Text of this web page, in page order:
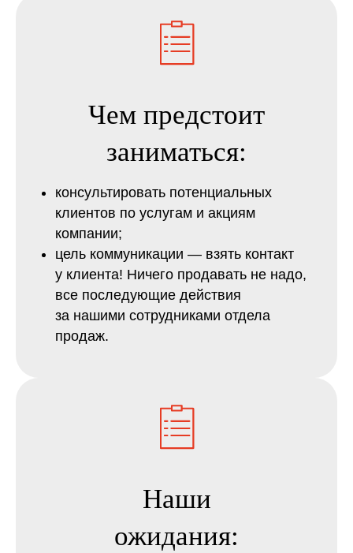
Чем предстоит
заниматься:
консультировать потенциальных
клиентов по услугам и акциям
компании;
цель коммуникации — взять контакт
у клиента! Ничего продавать не надо,
все последующие действия
за нашими сотрудниками отдела
продаж.
Наши
ожидания:
согласие на обработку ваших
персональных данных
вакансию: